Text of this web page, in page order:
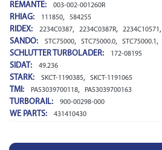
REMANTE: 003-002-001260R
RHIAG: 111850, 584255
RIDEX: 2234C0387, 2234C0387R, 2234C10571 ,
SANDO: STC75000, STC75000.0, STC75000.1 ,
SCHLUTTER TURBOLADER: 172-08195
SIDAT: 49.236
STARK: SKCT-1190385, SKCT-1191065
TMI: PA53039700118, PA53039700163
TURBORAIL: 900-00298-000
WE PARTS: 431410430